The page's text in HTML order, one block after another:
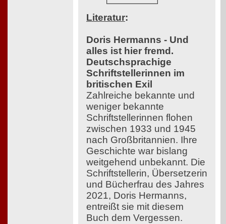
Literatur:
Doris Hermanns - Und
alles ist hier fremd.
Deutschsprachige
Schriftstellerinnen im
britischen Exil
Zahlreiche bekannte und
weniger bekannte
Schriftstellerinnen flohen
zwischen 1933 und 1945
nach Großbritannien. Ihre
Geschichte war bislang
weitgehend unbekannt. Die
Schriftstellerin, Übersetzerin
und Bücherfrau des Jahres
2021, Doris Hermanns,
entreißt sie mit diesem
Buch dem Vergessen.